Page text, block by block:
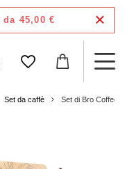
da 45,00 €
Set da caffè Set di Bro Coffee